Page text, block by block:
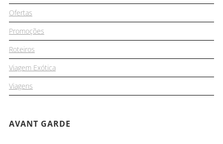
Ofertas
Promoções
Roteiros
Viagem Exótica
Viagens
AVANT GARDE